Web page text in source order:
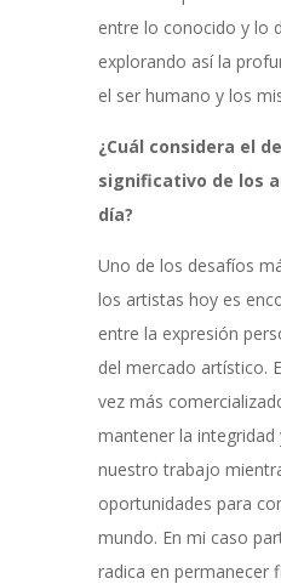
entre lo conocido y lo
explorando así la
el ser humano y los
¿Cuál considera el
significativo de los
día?
Uno de los desafíos
los artistas hoy es
entre la expresión
del mercado artístico.
vez más
mantener la integridad
nuestro trabajo
oportunidades para
mundo. En mi caso
radica en permanecer